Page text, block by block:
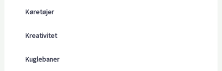
Køretøjer
Kreativitet
Kuglebaner